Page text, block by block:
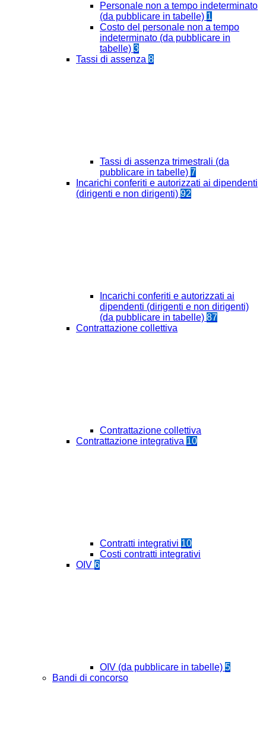
Personale non a tempo indeterminato
(da pubblicare in tabelle) 1
Costo del personale non a tempo
indeterminato (da pubblicare in
tabelle) 3
Tassi di assenza 8
Tassi di assenza trimestrali (da
pubblicare in tabelle) 7
Incarichi conferiti e autorizzati ai dipendenti
(dirigenti e non dirigenti) 92
Incarichi conferiti e autorizzati ai
dipendenti (dirigenti e non dirigenti)
(da pubblicare in tabelle) 87
Contrattazione collettiva
Contrattazione collettiva
Contrattazione integrativa 10
Contratti integrativi 10
Costi contratti integrativi
OIV 6
OIV (da pubblicare in tabelle) 5
Bandi di concorso